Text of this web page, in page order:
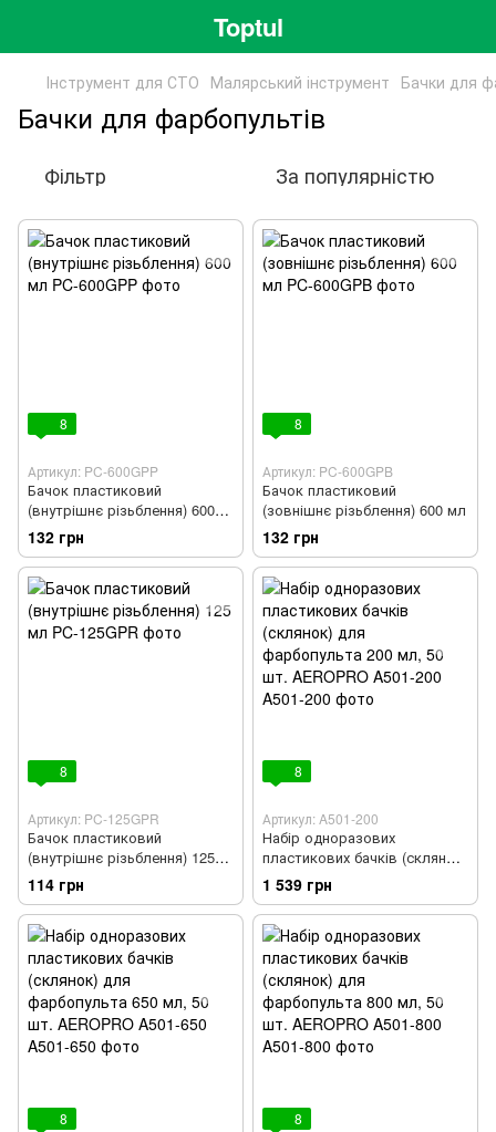
Toptul
Інструмент для СТО Малярський інcтpумeнт Бачки для
Бачки для фарбопультів
Фільтр За популярністю
8
Артикул: PC-600GPP
Бачок пластиковий
(внутрішнє різьблення) 600
мл
132 грн
8
Артикул: PC-600GPB
Бачок пластиковий
(зовнішнє різьблення) 600 мл
132 грн
8
Артикул: PC-125GPR
Бачок пластиковий
(внутрішнє різьблення) 125
мл
114 грн
8
Артикул: A501-200
Набір одноразових
пластикових бачків (склянок)
для фарбопульта 200 мл, 50
шт. AEROPRO A501-200
1 539 грн
8 8